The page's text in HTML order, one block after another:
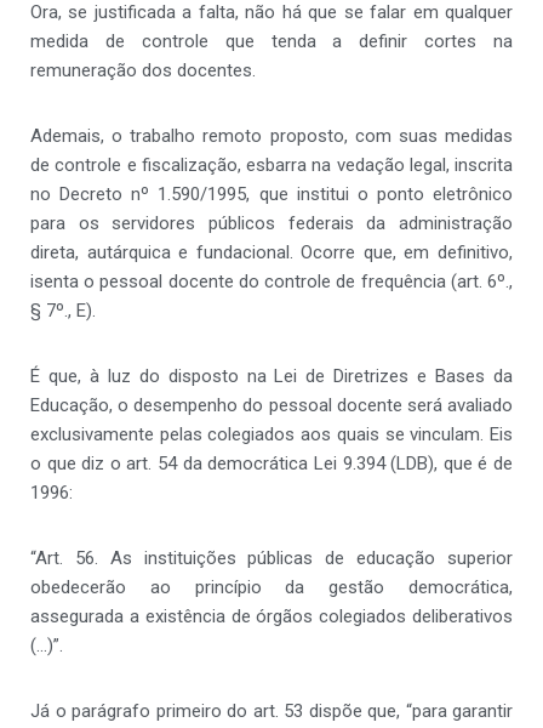
Ora, se justificada a falta, não há que se falar em qualquer
medida de controle que tenda a definir cortes na
remuneração dos docentes.
Ademais, o trabalho remoto proposto, com suas medidas
de controle e fiscalização, esbarra na vedação legal, inscrita
no Decreto nº 1.590/1995, que institui o ponto eletrônico
para os servidores públicos federais da administração
direta, autárquica e fundacional. Ocorre que, em definitivo,
isenta o pessoal docente do controle de frequência (art. 6º.,
§ 7º., E).
É que, à luz do disposto na Lei de Diretrizes e Bases da
Educação, o desempenho do pessoal docente será avaliado
exclusivamente pelas colegiados aos quais se vinculam. Eis
o que diz o art. 54 da democrática Lei 9.394 (LDB), que é de
1996:
“Art. 56. As instituições públicas de educação superior
obedecerão ao princípio da gestão democrática,
assegurada a existência de órgãos colegiados deliberativos
(…)”.
Já o parágrafo primeiro do art. 53 dispõe que, “para garantir